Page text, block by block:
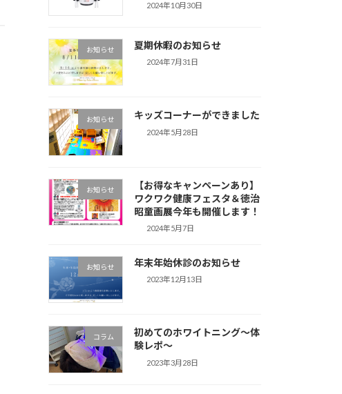
2024年10月30日
お知らせ 夏期休暇のお知らせ
2024年7月31日
お知らせ キッズコーナーができました
2024年5月28日
お知らせ
【お得なキャンペーンあり】
ワクワク健康フェスタ＆徳治
昭童画展今年も開催します！
2024年5月7日
お知らせ 年末年始休診のお知らせ
2023年12月13日
コラム
初めてのホワイトニング～体
験レポ～
2023年3月28日